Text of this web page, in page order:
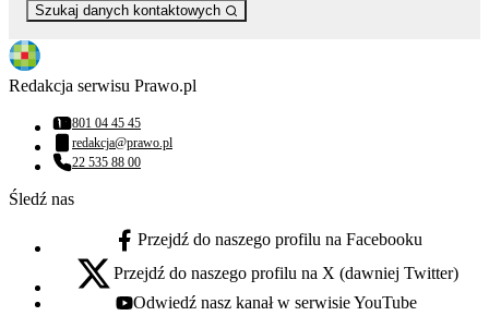
Szukaj danych kontaktowych
Redakcja serwisu Prawo.pl
Numer telefonu:
801 04 45 45
Adres email:
redakcja@prawo.pl
Numer telefonu:
22 535 88 00
Śledź nas
facebook - otwiera się w nowej karcie
Przejdź do naszego profilu na Facebooku
x - otwiera się w nowej karcie
Przejdź do naszego profilu na X (dawniej Twitter)
youtube - otwiera się w nowej karcie
Odwiedź nasz kanał w serwisie YouTube